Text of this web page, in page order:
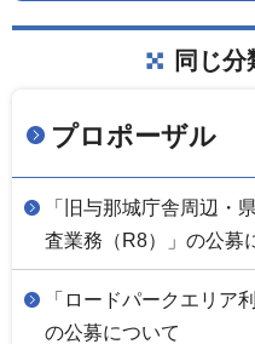
同じ
プロポーザル
「旧与那城庁舎周辺・
査業務（R8）」の公募
「ロードパークエリア
の公募について